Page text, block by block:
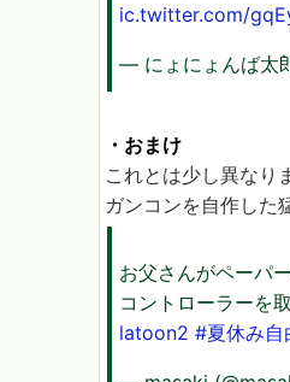
ic.twitter.com/
— にょにょんば太
・おまけ
これとは少し異な
ガンコンを自作した
お父さんがペーパ
コントローラーを
latoon2 #夏休み自